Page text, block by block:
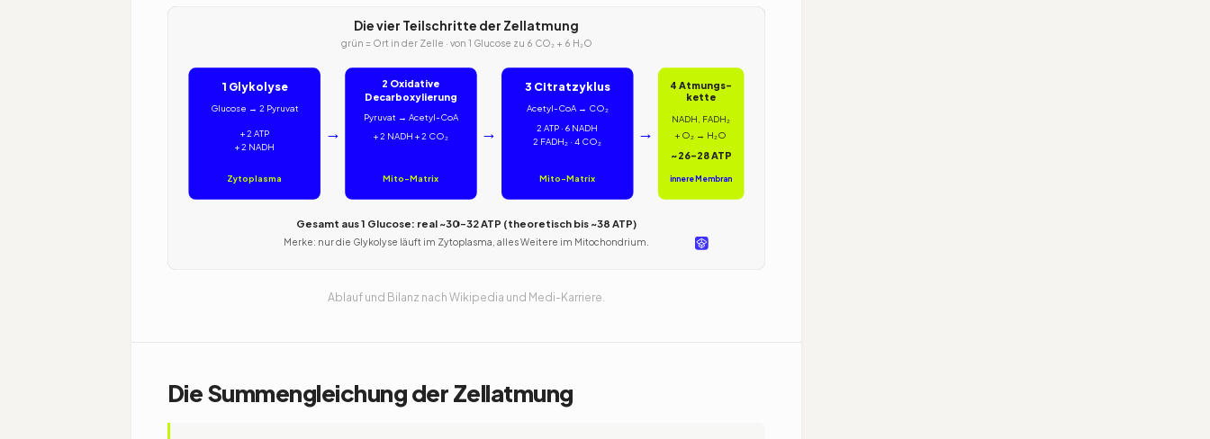
Die vier Teilschritte der Zellatmung
grün = Ort in der Zelle · von 1 Glucose zu 6 CO₂ + 6 H₂O
1 Glykolyse
Glucose → 2 Pyruvat
+ 2 ATP
+ 2 NADH
Zytoplasma
→
2 Oxidative
Decarboxylierung
Pyruvat → Acetyl-CoA
+ 2 NADH + 2 CO₂
Mito-Matrix
→
3 Citratzyklus
Acetyl-CoA → CO₂
2 ATP · 6 NADH
2 FADH₂ · 4 CO₂
Mito-Matrix
→
4 Atmungs-
kette
NADH, FADH₂
+ O₂ → H₂O
~26–28 ATP
innere Membran
Gesamt aus 1 Glucose: real ~30–32 ATP (theoretisch bis ~38 ATP)
Merke: nur die Glykolyse läuft im Zytoplasma, alles Weitere im Mitochondrium.
Ablauf und Bilanz nach Wikipedia und Medi-Karriere.
Die Summengleichung der Zellatmung